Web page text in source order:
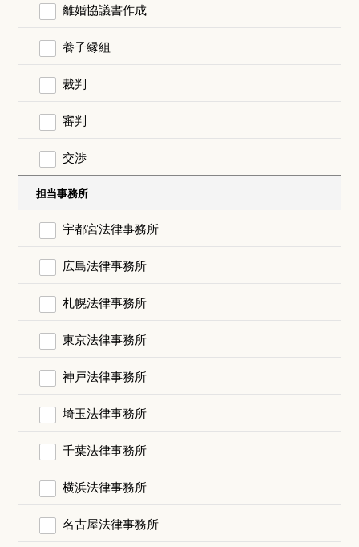
離婚協議書作成
養子縁組
裁判
審判
交渉
担当事務所
宇都宮法律事務所
広島法律事務所
札幌法律事務所
東京法律事務所
神戸法律事務所
埼玉法律事務所
千葉法律事務所
横浜法律事務所
名古屋法律事務所